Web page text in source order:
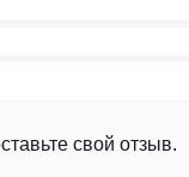
свой отзыв.